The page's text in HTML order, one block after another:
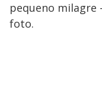
pequeno milagre
foto.